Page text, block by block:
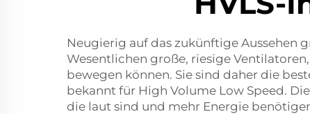
Neugierig auf das zukünftige Aussehen
Wesentlichen große, riesige
bewegen können. Sie sind daher die
bekannt für High Volume Low Speed.
die laut sind und mehr Energie